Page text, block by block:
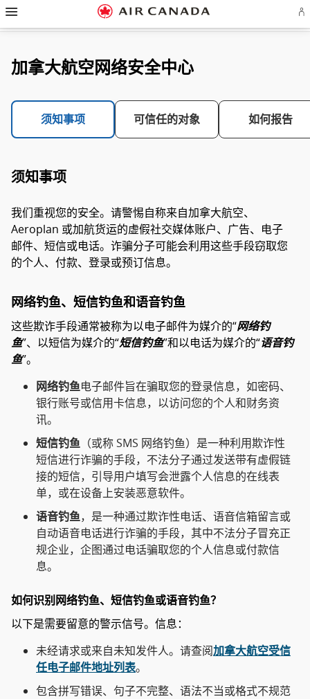
跳
主
跳
主
跳
内
跳
搜
跳
页
跳
网
跳
联
登
录
加拿大航空网络安全中心
须知事项 可信任的对象 如何报告
须知事项
我们重视您的安全。请警惕自称来自加拿大航空、
Aeroplan 或加航货运的虚假社交媒体账户、广告、电子
邮件、短信或电话。诈骗分子可能会利用这些手段窃取您
的个人、付款、登录或预订信息。
网络钓鱼、短信钓鱼和语音钓鱼
这些欺诈手段通常被称为以电子邮件为媒介的“网络钓
鱼”、以短信为媒介的“短信钓鱼”和以电话为媒介的“语音钓
鱼”。
网络钓鱼电子邮件旨在骗取您的登录信息，如密码、
银行账号或信用卡信息，以访问您的个人和财务资
讯。
短信钓鱼 （或称 SMS 网络钓鱼）是一种利用欺诈性
短信进行诈骗的手段，不法分子通过发送带有虚假链
接的短信，引导用户填写会泄露个人信息的在线表
单，或在设备上安装恶意软件。
语音钓鱼，是一种通过欺诈性电话、语音信箱留言或
自动语音电话进行诈骗的手段，其中不法分子冒充正
规企业，企图通过电话骗取您的个人信息或付款信
息。
如何识别网络钓鱼、短信钓鱼或语音钓鱼？
以下是需要留意的警示信号。信息：
未经请求或来自未知发件人。请查阅加拿大航空受信
任电子邮件地址列表。
包含拼写错误、句子不完整、语法不当或格式不规范